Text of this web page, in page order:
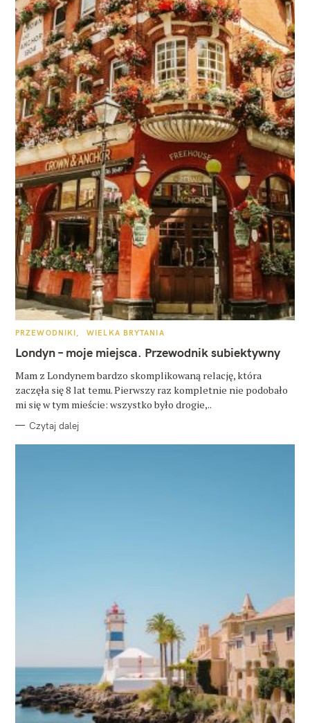
K
T
E
O
R
I
PRZEWODNIKI WIELKA BRYTANIA
Londyn – moje miejsca. Przewodnik subiektywny
Mam z Londynem bardzo skomplikowaną relację, która
zaczęła się 8 lat temu. Pierwszy raz kompletnie nie podobało
mi się w tym mieście: wszystko było drogie,..
Czytaj dalej
W
y